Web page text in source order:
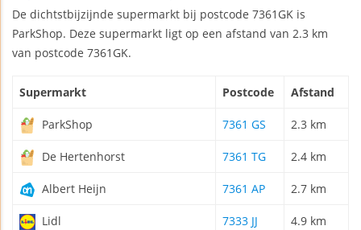
De dichtstbijzijnde supermarkt bij postcode 7361GK is
ParkShop. Deze supermarkt ligt op een afstand van 2.3 km
van postcode 7361GK.
Supermarkt Postcode Afstand
ParkShop 7361 GS 2.3 km
De Hertenhorst 7361 TG 2.4 km
Albert Heijn 7361 AP 2.7 km
Lidl 7333 JJ 4.9 km